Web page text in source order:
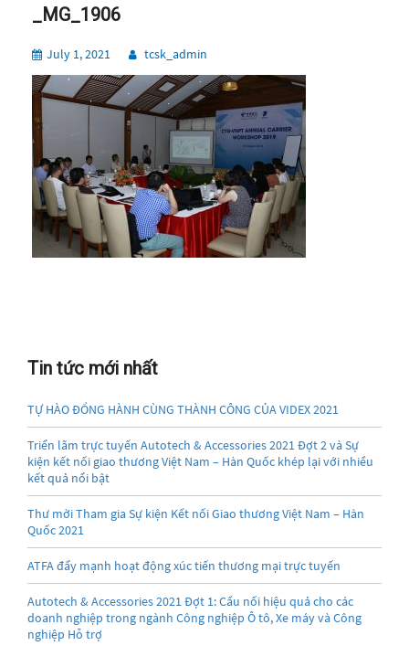
_MG_1906
July 1, 2021 tcsk_admin
Tin tức mới nhất
TỰ HÀO ĐỒNG HÀNH CÙNG THÀNH CÔNG CỦA VIDEX 2021
Triển lãm trực tuyến Autotech & Accessories 2021 Đợt 2 và Sự
kiện kết nối giao thương Việt Nam – Hàn Quốc khép lại với nhiều
kết quả nổi bật
Thư mời Tham gia Sự kiện Kết nối Giao thương Việt Nam – Hàn
Quốc 2021
ATFA đẩy mạnh hoạt động xúc tiến thương mại trực tuyến
Autotech & Accessories 2021 Đợt 1: Cầu nối hiệu quả cho các
doanh nghiệp trong ngành Công nghiệp Ô tô, Xe máy và Công
nghiệp Hỗ trợ